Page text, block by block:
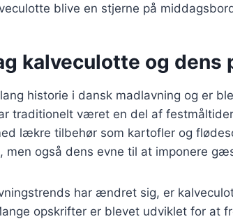
blive en stjerne på
kalveculotte og dens
historie i dansk madlavning og er
traditionelt været en del af
lækre tilbehør som kartofler og
men også dens evne til at imponere
har ændret sig, er
opskrifter er blevet udviklet for at